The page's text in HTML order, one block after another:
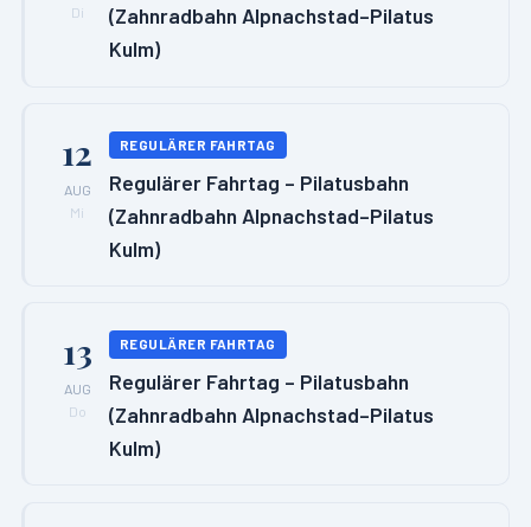
Di
(Zahnradbahn Alpnachstad–Pilatus
Kulm)
12
AUG
Mi
REGULÄRER FAHRTAG
Regulärer Fahrtag – Pilatusbahn
(Zahnradbahn Alpnachstad–Pilatus
Kulm)
13
AUG
Do
REGULÄRER FAHRTAG
Regulärer Fahrtag – Pilatusbahn
(Zahnradbahn Alpnachstad–Pilatus
Kulm)